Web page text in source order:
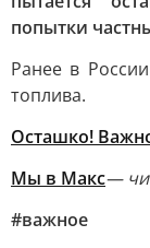
попытки
Ранее в
топлива.
Осташко!
Мы в Макс—
#важное